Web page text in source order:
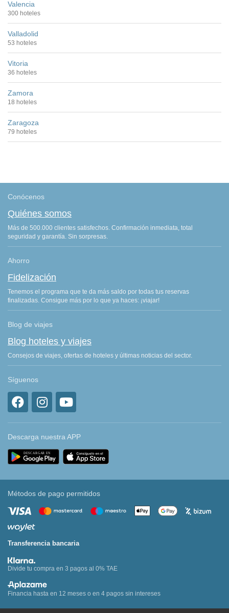
Valencia
300 hoteles
Valladolid
53 hoteles
Vitoria
36 hoteles
Zamora
18 hoteles
Zaragoza
79 hoteles
Conócenos
Quiénes somos
Más de 500.000 clientes satisfechos. Confirmación inmediata, total
seguridad y garantía. Sin sorpresas.
Ahorro
Fidelización
Tenemos el programa que te da más saldo por todas tus reservas
finalizadas. Consigue más por lo que ya haces: ¡viajar!
Blog de viajes
Blog hoteles y viajes
Consejos de viajes, ofertas de hoteles y últimas noticias del sector.
Síguenos
Descarga nuestra APP
Métodos de pago permitidos
Transferencia bancaria
Divide tu compra en 3 pagos al 0% TAE
Financia hasta en 12 meses o en 4 pagos sin intereses